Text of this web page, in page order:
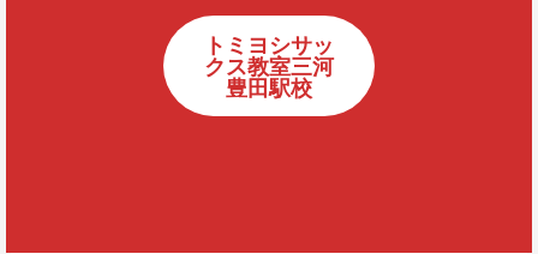
トミヨシサッ
クス教室三河
豊田駅校